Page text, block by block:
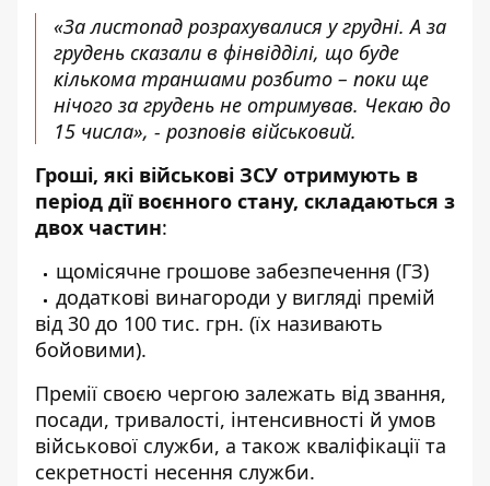
«За листопад розрахувалися у грудні. А за
грудень сказали в фінвідділі, що буде
кількома траншами розбито – поки ще
нічого за грудень не отримував. Чекаю до
15 числа», - розповів військовий.
Гроші, які військові ЗСУ отримують в
період дії воєнного стану, складаються з
двох частин:
щомісячне грошове забезпечення (ГЗ)
додаткові винагороди у вигляді премій
від 30 до 100 тис. грн. (їх називають
бойовими).
Премії своєю чергою залежать від звання,
посади, тривалості, інтенсивності й умов
військової служби, а також кваліфікації та
секретності несення служби.